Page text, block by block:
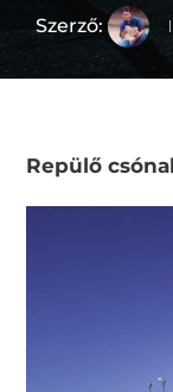
Szerző:
Repülő